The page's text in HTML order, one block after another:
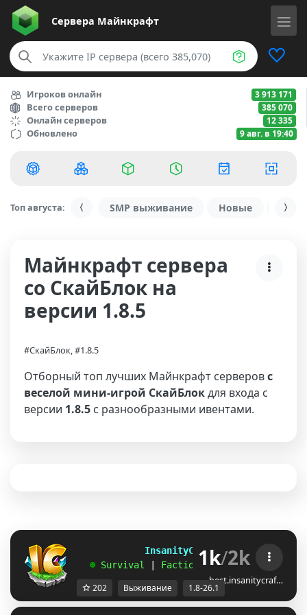
Сервера Майнкрафт
Игроков онлайн 3 913 171
Всего серверов 385 070
Онлайн серверов 12 335
Обновлено 9 авг. в 19:40
Топ августа: SMP выживание Новые С
Майнкрафт сервера
со СкайБлок на
версии 1.8.5
#СкайБлок, #1.8.5
Отборный топ лучших Майнкрафт серверовс
веселой мини-игрой СкайБлокдля входа с
версии 1.8.5 с разнообразными ивентами.
InsanityCraft || 1.8 - 26.1
☻ Survival Factions | Skyblock
1k/2k
best.insanitycraf…
202 Выживание 1.8-26.1